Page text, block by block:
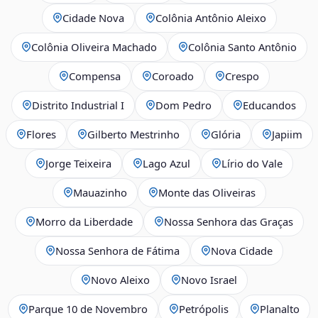
Cidade Nova Colônia Antônio Aleixo
Colônia Oliveira Machado Colônia Santo Antônio
Compensa Coroado Crespo
Distrito Industrial I Dom Pedro Educandos
Flores Gilberto Mestrinho Glória Japiim
Jorge Teixeira Lago Azul Lírio do Vale
Mauazinho Monte das Oliveiras
Morro da Liberdade Nossa Senhora das Graças
Nossa Senhora de Fátima Nova Cidade
Novo Aleixo Novo Israel
Parque 10 de Novembro Petrópolis Planalto